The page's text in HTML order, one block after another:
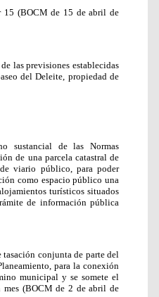
15 (BOCM de 15 de abril de
las previsiones establecidas
del Deleite, propiedad de
sustancial de las Normas
de una parcela catastral de
viario público, para poder
como espacio público una
turísticos situados
de información pública
conjunta de parte del
para la conexión
municipal y se somete el
(BOCM de 2 de abril de